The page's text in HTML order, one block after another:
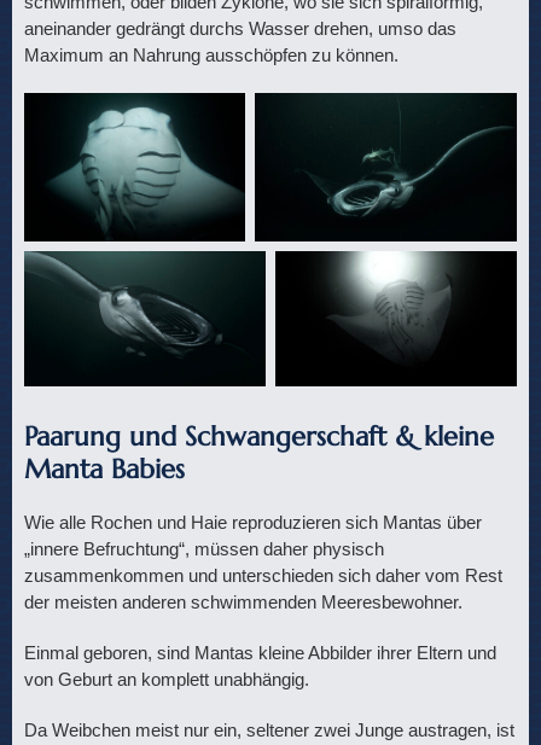
aneinander gedrängt durchs Wasser drehen, umso das
Maximum an Nahrung ausschöpfen zu können.
Paarung und Schwangerschaft & kleine
Manta Babies
Wie alle Rochen und Haie reproduzieren sich Mantas über
„innere Befruchtung“, müssen daher physisch
zusammenkommen und unterschieden sich daher vom Rest
der meisten anderen schwimmenden Meeresbewohner.
Einmal geboren, sind Mantas kleine Abbilder ihrer Eltern und
von Geburt an komplett unabhängig.
Da Weibchen meist nur ein, seltener zwei Junge austragen, ist